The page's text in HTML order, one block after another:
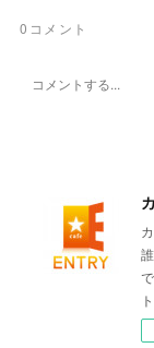
0 コメント